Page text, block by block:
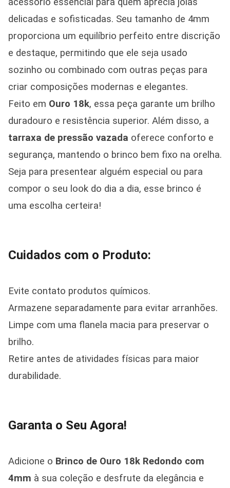
delicadas e sofisticadas. Seu tamanho de 4mm
proporciona um equilíbrio perfeito entre discrição
e destaque, permitindo que ele seja usado
sozinho ou combinado com outras peças para
criar composições modernas e elegantes.
Feito em Ouro 18k, essa peça garante um brilho
duradouro e resistência superior. Além disso, a
tarraxa de pressão vazada oferece conforto e
segurança, mantendo o brinco bem fixo na orelha.
Seja para presentear alguém especial ou para
compor o seu look do dia a dia, esse brinco é
uma escolha certeira!
Cuidados com o Produto:
Evite contato produtos químicos.
Armazene separadamente para evitar arranhões.
Limpe com uma flanela macia para preservar o
brilho.
Retire antes de atividades físicas para maior
durabilidade.
Garanta o Seu Agora!
Adicione o Brinco de Ouro 18k Redondo com
4mm à sua coleção e desfrute da elegância e